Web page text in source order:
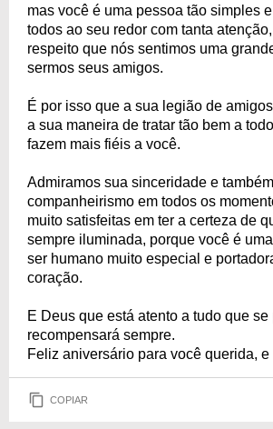
mas você é uma pessoa tão simples
todos ao seu redor com tanta
respeito que nós sentimos uma
sermos seus amigos.
É por isso que a sua legião de
a sua maneira de tratar tão bem a
fazem mais fiéis a você.
Admiramos sua sinceridade e
companheirismo em todos os
muito satisfeitas em ter a certeza de
sempre iluminada, porque você é
ser humano muito especial e
coração.
E Deus que está atento a tudo que
recompensará sempre.
Feliz aniversário para você querida,
COPIAR